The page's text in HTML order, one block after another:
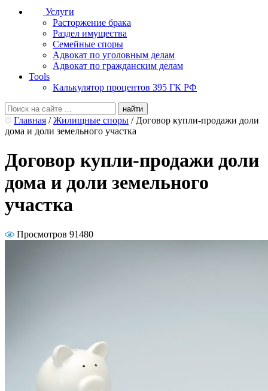
Услуги
Расторжение брака
Раздел имущества
Семейные споры
Адвокат по уголовным делам
Адвокат по гражданским делам
Tools
Калькулятор процентов 395 ГК РФ
Главная / Жилищные споры / Договор купли-продажи доли
дома и доли земельного участка
Договор купли-продажи доли
дома и доли земельного
участка
Просмотров 91480